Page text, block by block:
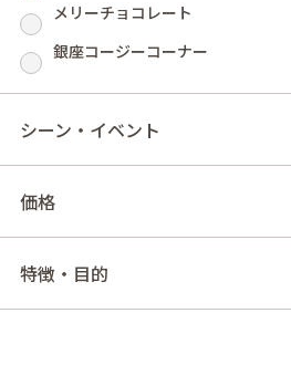
モールトップ 焼き菓子 ギフト（焼き菓子）
ギフト（焼き菓子）
メリーチョコレート
銀座コージーコーナー
シーン・イベント
価格
特徴・目的
6 件の商品